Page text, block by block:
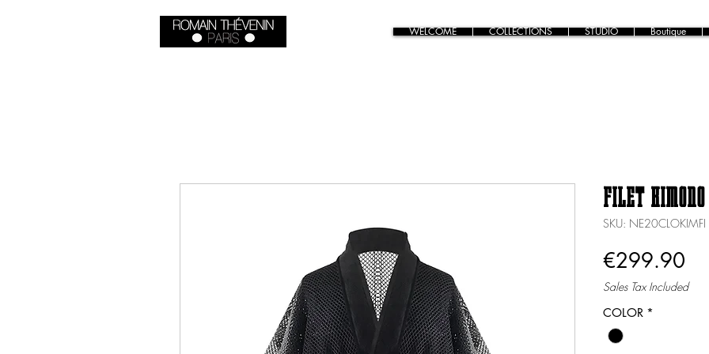
WELCOME COLLECTIONS STUDIO Boutique
FILET
SKU: NE20CLOKIMFI
€299.90
Sales Tax Included
COLOR *